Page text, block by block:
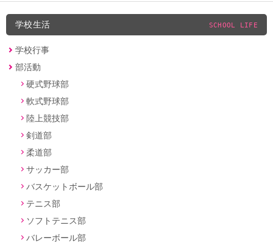
学校生活 SCHOOL LIFE
学校行事
部活動
硬式野球部
軟式野球部
陸上競技部
剣道部
柔道部
サッカー部
バスケットボール部
テニス部
ソフトテニス部
バレーボール部